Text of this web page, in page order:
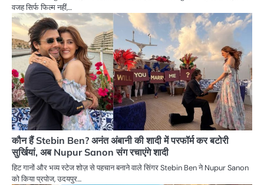
वजह सिर्फ फिल्म नहीं,…
कौन हैं Stebin Ben? अनंत अंबानी की शादी में परफॉर्म कर बटोरी
सुर्खियां, अब Nupur Sanon संग रचाएंगे शादी
हिट गानों और भव्य स्टेज शोज़ से पहचान बनाने वाले सिंगर Stebin Ben ने Nupur Sanon
को किया प्रपोज, उदयपुर…